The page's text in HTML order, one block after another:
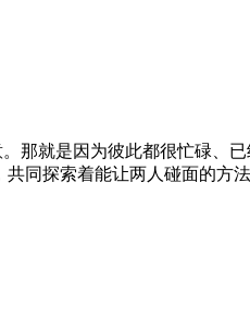
那就是因为彼此都很忙碌、
同探索着能让两人碰面的方法